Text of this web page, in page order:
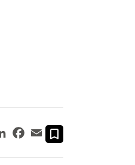
LinkedInFacebook
Email